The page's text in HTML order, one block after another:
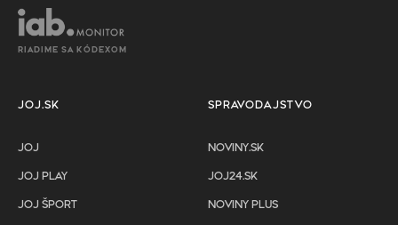
RIADIME SA KÓDEXOM
JOJ.SK
JOJ
JOJ PLAY
JOJ ŠPORT
SPRAVODAJSTVO
NOVINY.SK
JOJ24.SK
NOVINY PLUS